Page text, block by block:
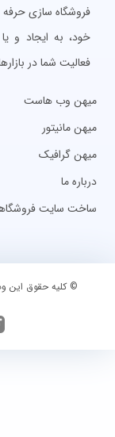
فروشگاه سازی
خود، به ایجاد و
فعالیت شما در
میهن وب هاست
میهن مانیتور
میهن گرافیک
درباره ما
ساخت سایت
© کلیه حقوق این